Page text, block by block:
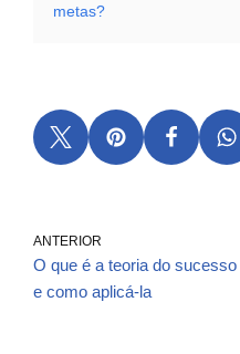
metas?
ANTERIOR
O que é a teoria do sucesso
e como aplicá-la